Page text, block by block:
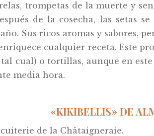
trompetas de la muerte y
de la cosecha, las setas
Sus ricos aromas y sabores,
cualquier receta. Este
tal cual) o tortillas, aunque en
media hora.
«KIKIBELLIS» DE
de la Châtaigneraie.